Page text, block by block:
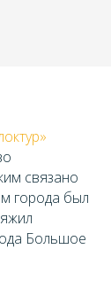
связано
города был
Большое